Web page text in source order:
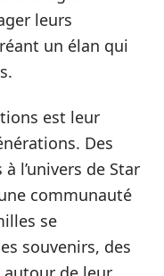
leurs
un élan qui
est leur
Des
l’univers de Star
communauté
se
souvenirs, des